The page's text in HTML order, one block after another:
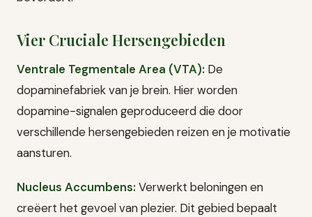
Vier Cruciale Hersengebieden
Ventrale Tegmentale Area (VTA): De
dopaminefabriek van je brein. Hier worden
dopamine-signalen geproduceerd die door
verschillende hersengebieden reizen en je motivatie
aansturen.
Nucleus Accumbens: Verwerkt beloningen en
creëert het gevoel van plezier. Dit gebied bepaalt